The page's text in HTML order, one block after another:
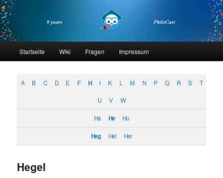
Zum
primären
Inhalt
springen
Zum
sekundären
Inhalt
springenphilocast
Startseite Wiki Fragen Impressum
A B C D E F H I K L M N P Q R S T
U V W
Ha He Hu
Heg Hei Her
Hegel